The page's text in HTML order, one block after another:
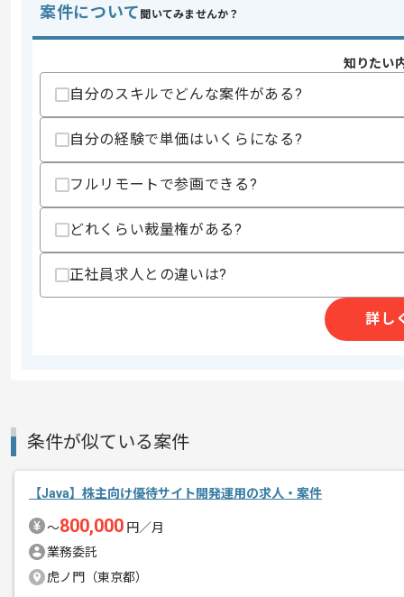
スキル
求めるスキル
・クリーンアーキテクチャ・ドメイン
・テーブル設計の経験
歓迎スキル
・Reactの開発または開発管理経験
・アジャイル開発（リーン、デザイン志
・事業開発の業務経験
・不動産、建築に関する業務知識
・SaaSのプロダクトマネジメント経験
上記に似た経験やスキルをお持ちであれば
支払いサイト
その他募集要項
案件について 聞いてみませんか？
知りたい
自分のスキルでどんな案件がある?
自分の経験で単価はいくらになる?
フルリモートで参画できる?
どれくらい裁量権がある?
正社員求人との違いは?
詳し
条件が似ている案件
【Java】株主向け優待サイト開発運用の求人・案件
〜800,000 円／月
業務委託
虎ノ門（東京都）